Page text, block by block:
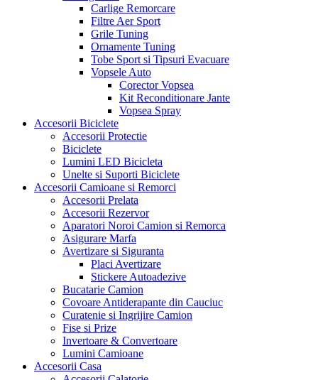
Carlige Remorcare
Filtre Aer Sport
Grile Tuning
Ornamente Tuning
Tobe Sport si Tipsuri Evacuare
Vopsele Auto
Corector Vopsea
Kit Reconditionare Jante
Vopsea Spray
Accesorii Biciclete
Accesorii Protectie
Biciclete
Lumini LED Bicicleta
Unelte si Suporti Biciclete
Accesorii Camioane si Remorci
Accesorii Prelata
Accesorii Rezervor
Aparatori Noroi Camion si Remorca
Asigurare Marfa
Avertizare si Siguranta
Placi Avertizare
Stickere Autoadezive
Bucatarie Camion
Covoare Antiderapante din Cauciuc
Curatenie si Ingrijire Camion
Fise si Prize
Invertoare & Convertoare
Lumini Camioane
Accesorii Casa